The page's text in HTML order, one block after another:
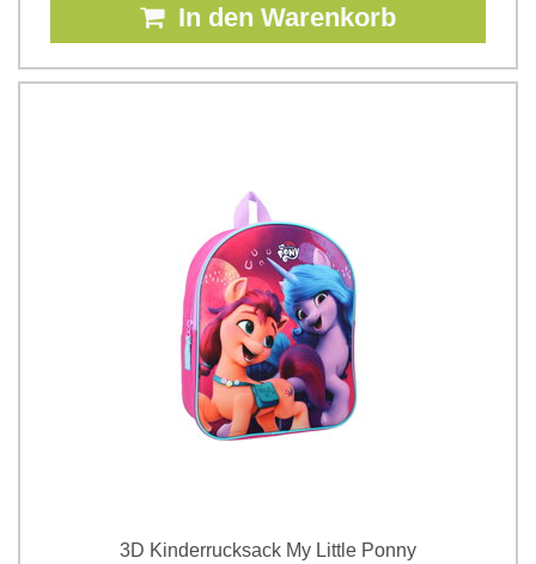
In den Warenkorb
3D Kinderrucksack My Little Ponny